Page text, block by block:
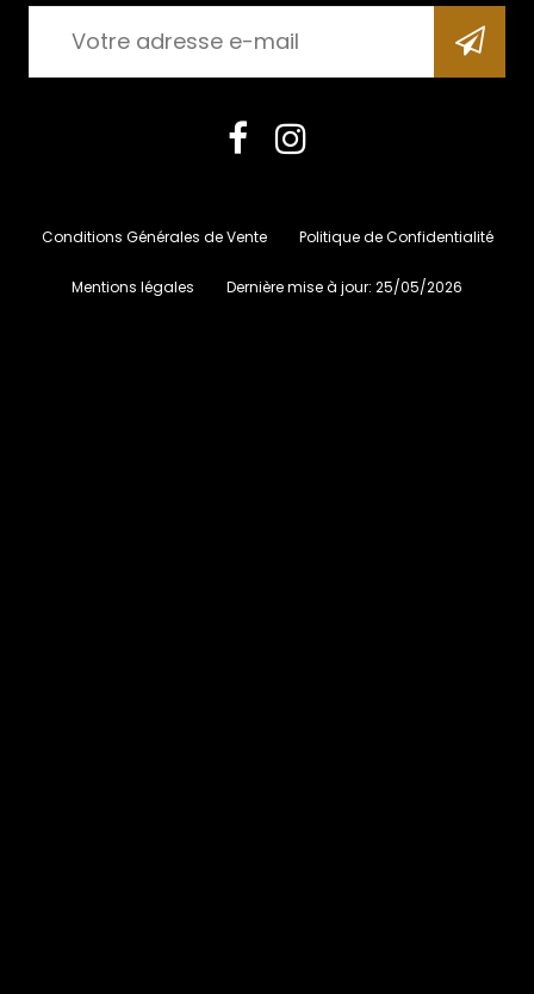
Conditions Générales de Vente Politique de Confidentialité
Mentions légales Dernière mise à jour: 25/05/2026